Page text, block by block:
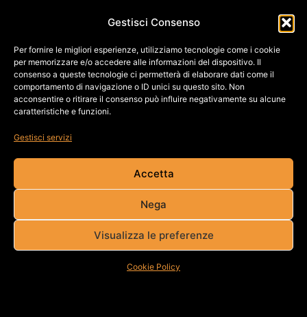
Gestisci Consenso
Per fornire le migliori esperienze, utilizziamo tecnologie come i cookie
per memorizzare e/o accedere alle informazioni del dispositivo. Il
consenso a queste tecnologie ci permetterà di elaborare dati come il
comportamento di navigazione o ID unici su questo sito. Non
acconsentire o ritirare il consenso può influire negativamente su alcune
caratteristiche e funzioni.
Gestisci servizi
Accetta
Nega
Visualizza le preferenze
Cookie Policy